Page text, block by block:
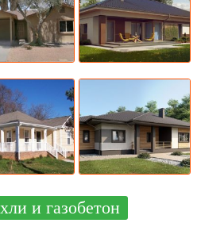
и газобетон